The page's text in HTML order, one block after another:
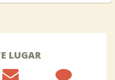
LUGAR